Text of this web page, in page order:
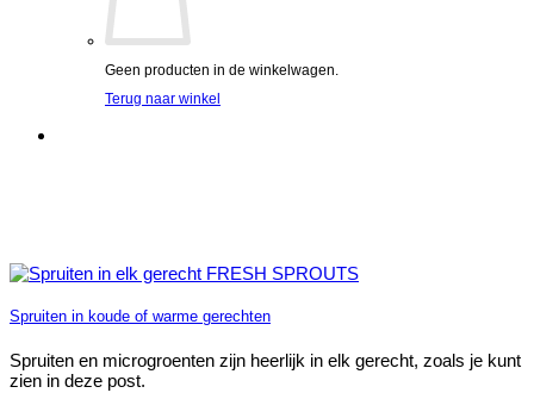
Geen producten in de winkelwagen.
Terug naar winkel
Spruiten in koude of warme gerechten
Spruiten en microgroenten zijn heerlijk in elk gerecht, zoals je kunt
zien in deze post.